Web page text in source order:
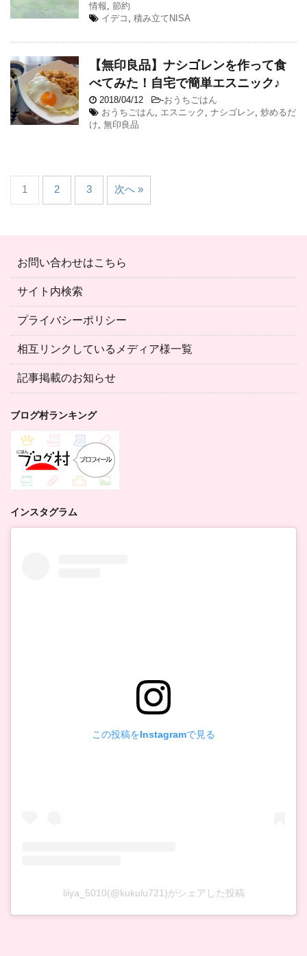
情報, 節約
イデコ , 積み立てNISA
【無印良品】ナシゴレンを作って食
べてみた！自宅で簡単エスニック♪
2018/04/12 -おうちごはん
おうちごはん, エスニック , ナシゴレン, 炒めるだ
け, 無印良品
1 2 3 次へ »
お問い合わせはこちら
サイト内検索
プライバシーポリシー
相互リンクしているメディア様一覧
記事掲載のお知らせ
ブログ村ランキング
インスタグラム
この投稿をInstagramで見る
liiya_5010(@kukulu721)がシェアした投稿